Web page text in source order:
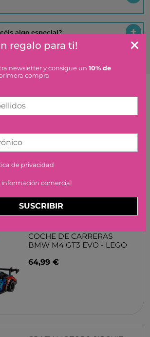
algo especial?
o que combinan
MELI BASIC CONSTRUCTOR
COCHE DE CARRERAS
BMW M4 GT3 EVO - LEGO
64,99 €
regalo para ti!
newsletter y consigue un 10% de
compra
de privacidad
comercial
SUSCRIBIR